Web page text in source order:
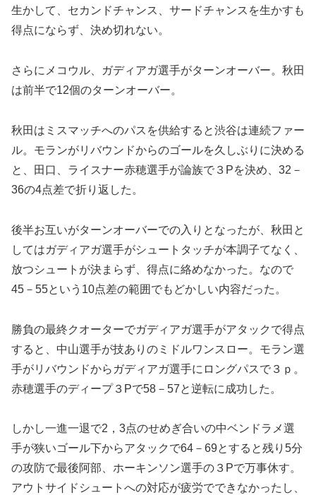
生かして、セカンドチャンス、サードチャンスを生かすも
得点にならず、決め切れない。
さらにメコウル、ガディアガ選手がターンオーバー。秋田
は前半で12個のターンオーバー。
秋田はミスマッチへのパスを供給すると渋谷は連続ファー
ル。モランがリバウンドからのゴールを久しぶりに決める
と、田口、ライスナー赤穂選手が論族で３Pを決め、32－
36の4点差で折り返した。
後半お互いがターンオーバーでの入りとなったが、秋田と
してはガディアガ選手がシュートタッチが本調子てなく、
放つシュートが決まらず、得点に絡めなかった。なので
45－55という10点差の範囲でもどかしい内容だった。
勝負の最終クオーターでガディアガ選手がアタックで得点
すると、中山選手が技ありのミドルワンスロー。モラン選
手がリバウンドからガディアガ選手にロングパスで３ｐ。
赤穂選手のディープ３Pで58－57と逆転に成功した。
しかし一進一退で2，3点のせめぎ合いの中ベンドラメ選
手が狭いゴール下からアタックで64－69とすると残り5分
の攻防で最後阿部、ホーキンソン選手の３Pで万事休す。
アウトサイドシュートへの対応が疲労でできなかったし、